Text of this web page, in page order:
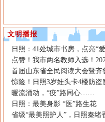
文明播报
日照：41处城市书房，点亮“
点赞！我市两名教师入选！
首届山东省全民阅读大会暨齐
惊险！日照3岁娃头卡4楼防盗
暖流涌动，“疫”路同心……
日照：最美身影 “医”路生花
省级“最美照护人”，日照秦绪